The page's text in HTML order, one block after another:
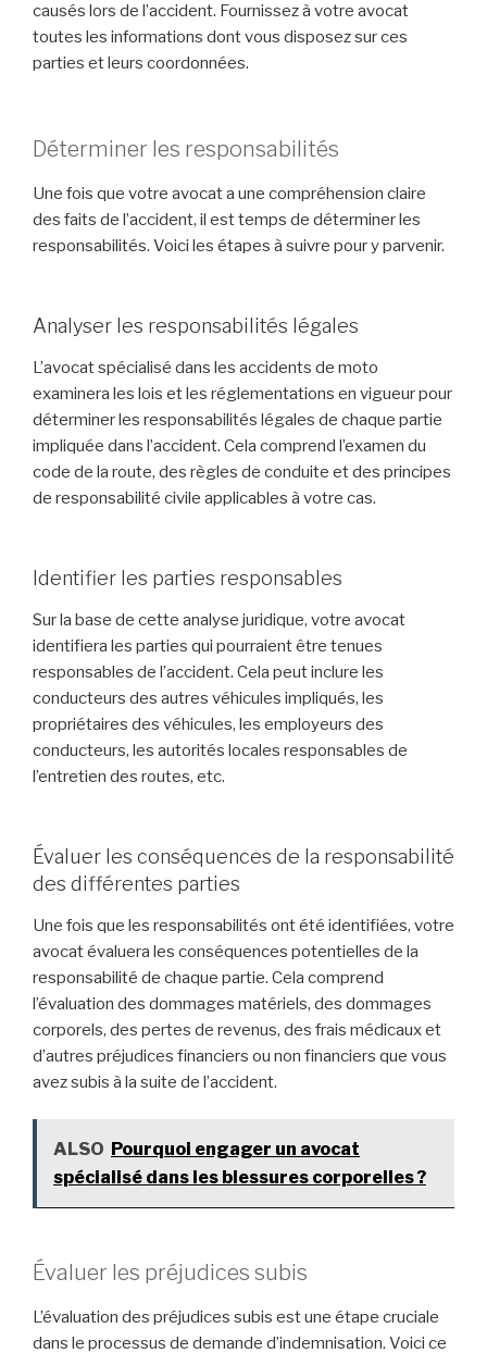
causés lors de l’accident. Fournissez à votre avocat
toutes les informations dont vous disposez sur ces
parties et leurs coordonnées.
Déterminer les responsabilités
Une fois que votre avocat a une compréhension claire
des faits de l’accident, il est temps de déterminer les
responsabilités. Voici les étapes à suivre pour y parvenir.
Analyser les responsabilités légales
L’avocat spécialisé dans les accidents de moto
examinera les lois et les réglementations en vigueur pour
déterminer les responsabilités légales de chaque partie
impliquée dans l’accident. Cela comprend l’examen du
code de la route, des règles de conduite et des principes
de responsabilité civile applicables à votre cas.
Identifier les parties responsables
Sur la base de cette analyse juridique, votre avocat
identifiera les parties qui pourraient être tenues
responsables de l’accident. Cela peut inclure les
conducteurs des autres véhicules impliqués, les
propriétaires des véhicules, les employeurs des
conducteurs, les autorités locales responsables de
l’entretien des routes, etc.
Évaluer les conséquences de la responsabilité
des différentes parties
Une fois que les responsabilités ont été identifiées, votre
avocat évaluera les conséquences potentielles de la
responsabilité de chaque partie. Cela comprend
l’évaluation des dommages matériels, des dommages
corporels, des pertes de revenus, des frais médicaux et
d’autres préjudices financiers ou non financiers que vous
avez subis à la suite de l’accident.
ALSO Pourquoi engager un avocat
spécialisé dans les blessures corporelles ?
Évaluer les préjudices subis
L’évaluation des préjudices subis est une étape cruciale
dans le processus de demande d’indemnisation. Voici ce